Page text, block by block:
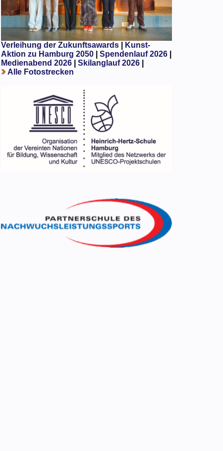
Verleihung der Zukunftsawards|
Kunst-
Aktion zu Hamburg 2050
Spendenlauf 2026|
Medienabend 2026| Skilanglauf 2026|
Alle Fotostrecken